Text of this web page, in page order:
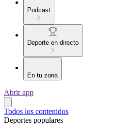
Podcast
Deporte en directo
En tu zona
Abrir app
Todos los contenidos
Deportes populares